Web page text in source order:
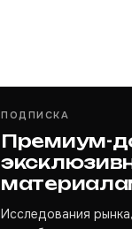
ПОДПИСКА
Премиум-
Исследования